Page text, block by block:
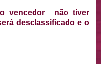
vencedor não tiver
desclassificado e o